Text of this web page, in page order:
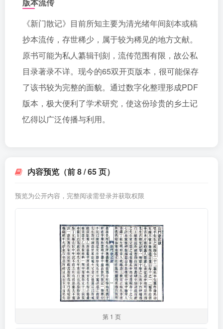
《新门散记》目前所知主要为清光绪年间刻本或稿
抄本流传，存世稀少，属于较为稀见的地方文献。
原书可能为私人纂辑刊刻，流传范围有限，故公私
目录著录不详。现今的65双开页版本，很可能保存
了该书较为完整的面貌。通过数字化整理形成PDF
版本，极大便利了学术研究，使这份珍贵的乡土记
忆得以广泛传播与利用。
内容预览（前 8 / 65 页）
预览为公开内容，完整阅读需登录并获取权限
第 1 页